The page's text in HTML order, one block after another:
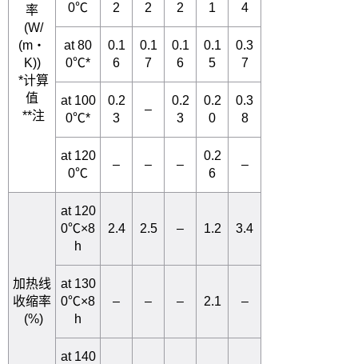
率
(W/
(m・
K))
*计算
值
**注
0℃
2
2
2
1
4
at 80
0℃*
0.1
6
0.1
7
0.1
6
0.1
5
0.3
7
at 100
0℃*
0.2
3
–
0.2
3
0.2
0
0.3
8
at 120
0℃
– – –
0.2
6
–
加热线
收缩率
(%)
at 120
0℃×8
h
2.4 2.5 – 1.2 3.4
at 130
0℃×8
h
– – – 2.1 –
at 140